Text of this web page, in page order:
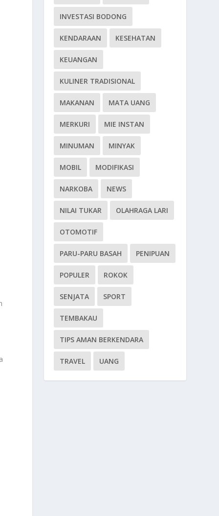
INVESTASI BODONG
KENDARAAN KESEHATAN
KEUANGAN
KULINER TRADISIONAL
MAKANAN MATA UANG
MERKURI MIE INSTAN
MINUMAN MINYAK
MOBIL MODIFIKASI
NARKOBA NEWS
NILAI TUKAR OLAHRAGA LARI
OTOMOTIF
PARU-PARU BASAH PENIPUAN
POPULER ROKOK
SENJATA SPORT
TEMBAKAU
TIPS AMAN BERKENDARA
TRAVEL UANG